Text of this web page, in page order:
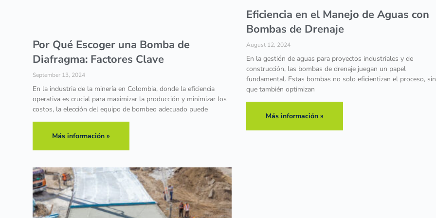
Por Qué Escoger una Bomba de
Diafragma: Factores Clave
September 13, 2024
En la industria de la minería en Colombia, donde la eficiencia
operativa es crucial para maximizar la producción y minimizar los
costos, la elección del equipo de bombeo adecuado puede
Más información »
Eficiencia en el Manejo de Aguas con
Bombas de Drenaje
August 12, 2024
En la gestión de aguas para proyectos industriales y de
construcción, las bombas de drenaje juegan un papel
fundamental. Estas bombas no solo eficientizan el proceso,
que también optimizan
Más información »